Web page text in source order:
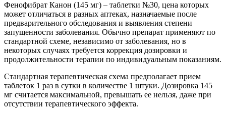
Фенофибрат Канон (145 мг) – таблетки №30, цена которых
может отличаться в разных аптеках, назначаемые после
предварительного обследования и выявления степени
запущенности заболевания. Обычно препарат применяют по
стандартной схеме, независимо от заболевания, но в
некоторых случаях требуется коррекция дозировки и
продолжительности терапии по индивидуальным показаниям.
Стандартная терапевтическая схема предполагает прием
таблеток 1 раз в сутки в количестве 1 штуки. Дозировка 145
мг считается максимальной, превышать ее нельзя, даже при
отсутствии терапевтического эффекта.